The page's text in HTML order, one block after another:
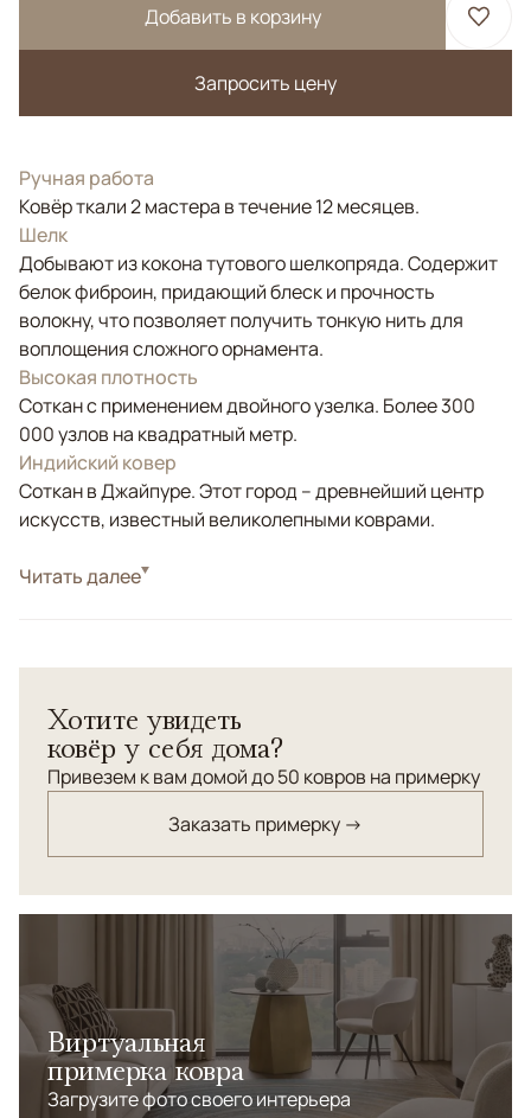
Добавить в корзину
Запросить цену
Ручная работа
Ковёр ткали 2 мастера в течение 12 месяцев.
Шелк
Добывают из кокона тутового шелкопряда. Содержит
белок фиброин, придающий блеск и прочность
волокну, что позволяет получить тонкую нить для
воплощения сложного орнамента.
Высокая плотность
Соткан с применением двойного узелка. Более 300
000 узлов на квадратный метр.
Индийский ковер
Соткан в Джайпуре. Этот город – древнейший центр
искусств, известный великолепными коврами.
СтильКлассические
УзорыРастительный
Ковер Avignon Silk соткан вручную из натурального
шёлка на хлопковой основе.
Читать далее
Хотите увидеть
ковёр у себя дома?
Привезем к вам домой до 50 ковров на примерку
Заказать примерку →
Виртуальная
примерка ковра
Загрузите фото своего интерьера